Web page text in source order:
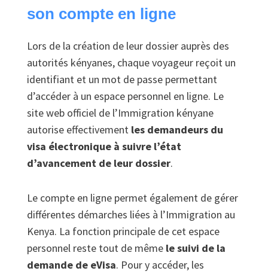
son compte en ligne
Lors de la création de leur dossier auprès des
autorités kényanes, chaque voyageur reçoit un
identifiant et un mot de passe permettant
d’accéder à un espace personnel en ligne. Le
site web officiel de l’Immigration kényane
autorise effectivement les demandeurs du
visa électronique à suivre l’état
d’avancement de leur dossier.
Le compte en ligne permet également de gérer
différentes démarches liées à l’Immigration au
Kenya. La fonction principale de cet espace
personnel reste tout de même le suivi de la
demande de eVisa. Pour y accéder, les